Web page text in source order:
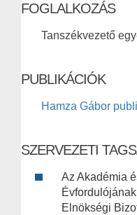
FOGLALKOZÁS
Tanszékvezető
PUBLIKÁCIÓK
Hamza Gábor
SZERVEZETI
Az Akadémia
Elnökségi